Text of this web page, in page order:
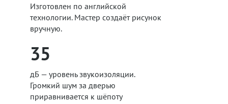
Изготовлен по английской
технологии. Мастер создаёт рисунок
вручную.
35
дБ — уровень звукоизоляции.
Громкий шум за дверью
приравнивается к шёпоту